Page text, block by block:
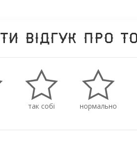
відгук про
так собі нормально